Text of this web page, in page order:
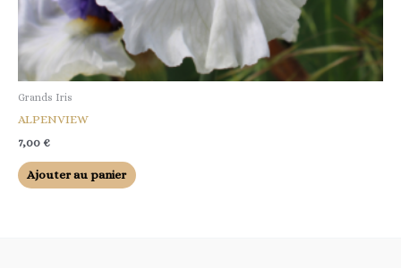
Grands Iris
ALPENVIEW
7,00 €
Ajouter au panier